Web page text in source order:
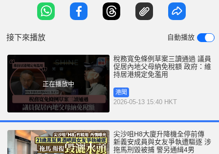
免稅額至內地執行有困難 許正宇回應時表示，理解
越來越多長者選擇在內地城市安老，但如將免税額擴
接下來播放 自動播放
正在播放中
稅務寬免條例草案三讀通過 議員
促居內地父母納免稅額 政府：維
持居港規定免濫用
港聞
2026-05-13 15:40 HKT
尖沙咀H8大廈升降機全停前傳
新義安成員與女友爭執遭驅逐 涉
拖馬刑毀被捕 警另通緝4男